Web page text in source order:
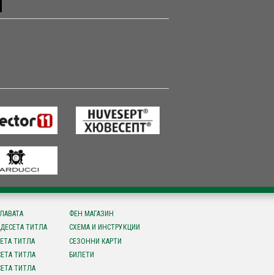
ТИТЛА
ТИТЛА
ТИТЛА
ТИТЛА
ФЕН МАГАЗИН
СХЕМА И ИНСТРУКЦИИ
СЕЗОННИ КАРТИ
БИЛЕТИ